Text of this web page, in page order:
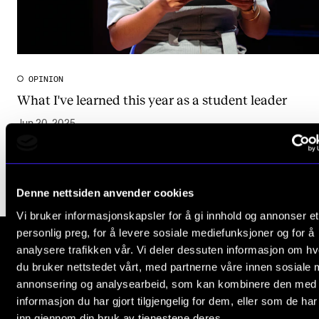
Denne nettsiden anvender cookies
Vi bruker informasjonskapsler for å gi innhold og annonser et
personlig preg, for å levere sosiale mediefunksjoner og for å
analysere trafikken vår. Vi deler dessuten informasjon om
du bruker nettstedet vårt, med partnerne våre innen sosiale
annonsering og analysearbeid, som kan kombinere den med
informasjon du har gjort tilgjengelig for dem, eller som de
INTERNATIONAL
Collaboration
IN.TUNE
INFO
Contact Us
About the Academy
Find Employees
For Students and Employees
OPINION
What I've learned this year as a student leader
Jun 20, 2025
The Norwegian Academy of Music
Slemdalsveien 11
0369 Oslo, Norway